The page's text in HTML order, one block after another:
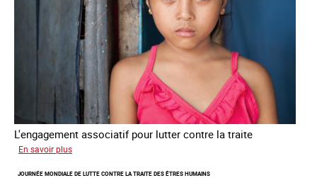
L'engagement associatif pour lutter contre la traite
En savoir plus
des
JOURNÉE MONDIALE DE LUTTE CONTRE LA TRAITE DES ÊTRES HUMAINS